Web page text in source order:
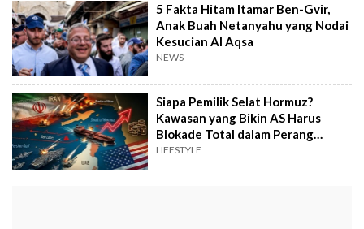
5 Fakta Hitam Itamar Ben-Gvir,
Anak Buah Netanyahu yang Nodai
Kesucian Al Aqsa
NEWS
Siapa Pemilik Selat Hormuz?
Kawasan yang Bikin AS Harus
Blokade Total dalam Perang
Lawan Iran
LIFESTYLE